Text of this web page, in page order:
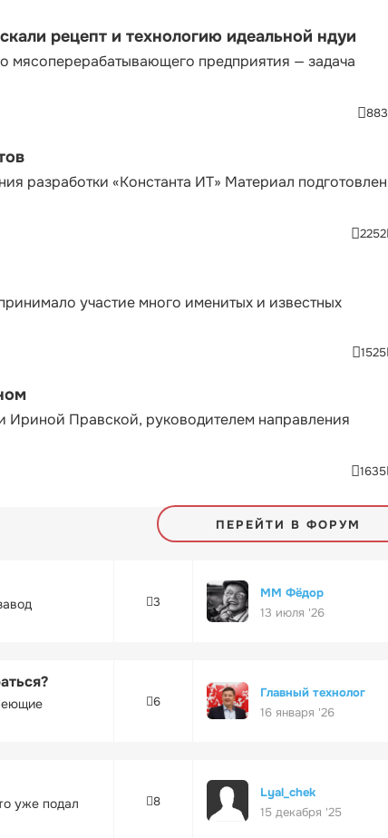
рецепт и технологию идеальной ндуи
мясоперерабатывающего предприятия — задача
883
разработки «Константа ИТ» Материал подготовлен
2252
участие много именитых и известных
1525
Правской, руководителем направления
1635
ПЕРЕЙТИ В ФОРУМ
3
ММ Фёдор
13 июля '26
6
Главный технолог
16 января '26
уже подал
8
Lyal_chek
15 декабря '25